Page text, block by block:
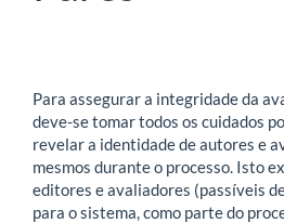
Para assegurar a integridade da
deve-se tomar todos os cuidados
revelar a identidade de autores e
mesmos durante o processo. Isto
editores e avaliadores (passíveis
para o sistema, como parte do